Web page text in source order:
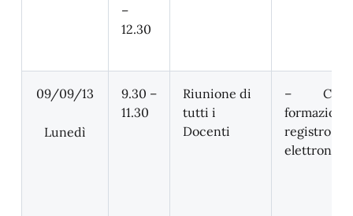
–
12.30
09/09/13
Lunedì
9.30 –
11.30
Riunione di
tutti i
Docenti
–
formazione
registro